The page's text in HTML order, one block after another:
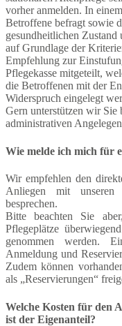
vorher anmelden. In
Betroffene befragt sowie
gesundheitlichen
auf Grundlage der
Empfehlung zur
Pflegekasse mitgeteilt,
die Betroffenen mit der
Widerspruch eingelegt
Gern unterstützen wir Sie
administrativen
Wie melde ich mich für
Wir empfehlen den
Anliegen mit unseren
besprechen.
Bitte beachten Sie
Pflegeplätze
genommen werden.
Anmeldung und
Zudem können
als „Reservierungen“
Welche Kosten für den
ist der Eigenanteil?